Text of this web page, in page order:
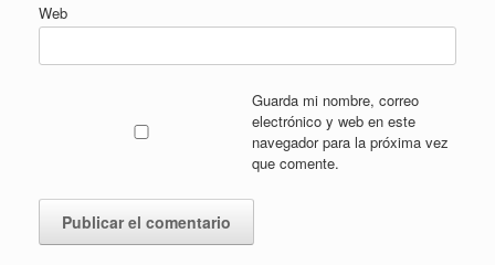
Web
Guarda mi nombre, correo
electrónico y web en este
navegador para la próxima vez
que comente.